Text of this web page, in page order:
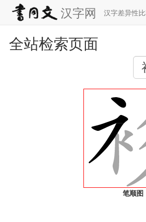
汉字网 汉字差异性
全站检索页面
笔顺图